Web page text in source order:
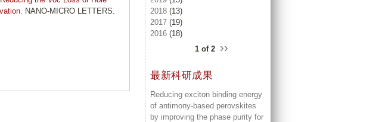
. NANO-MICRO LETTERS.
2018 (13)
2017 (19)
2016 (18)
1 of 2 ››
最新科研成果
Reducing exciton binding energy
of antimony-based perovskites
by improving the phase purity for